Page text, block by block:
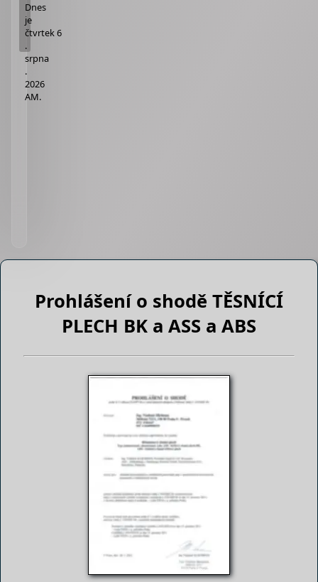
Dnes
je
čtvrtek 6
.
srpna
.
2026
AM.
Prohlášení o shodě TĚSNÍCÍ
PLECH BK a ASS a ABS